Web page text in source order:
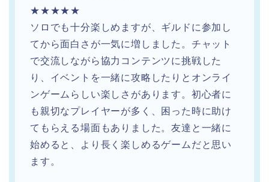
★★★★★
ソロでも十分楽しめますが、ギルドに参加し
てから面白さが一気に増しました。チャット
で交流しながら協力コンテンツに挑戦した
り、イベントを一緒に攻略したりとオンライ
ンゲームらしい楽しさがあります。初心者に
も親切なプレイヤーが多く、困った時に助け
てもらえる場面もありました。友達と一緒に
始めると、より長く楽しめるゲームだと思い
ます。